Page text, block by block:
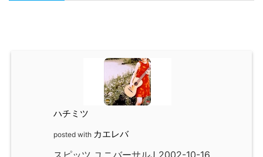
ハチミツ
posted with カエレバ
スピッツ ユニバーサルJ 2002-10-16